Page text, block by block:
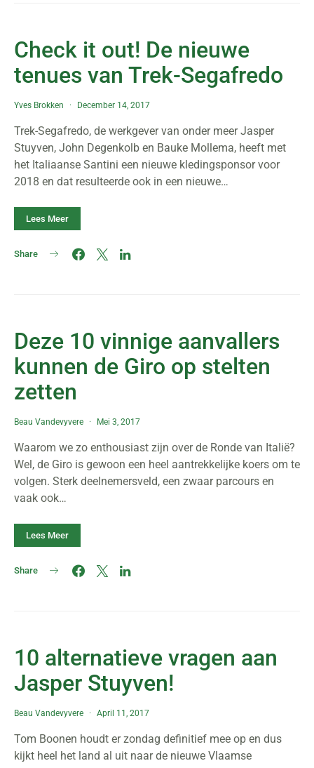
Check it out! De nieuwe
tenues van Trek-Segafredo
Yves Brokken December 14, 2017
Trek-Segafredo, de werkgever van onder meer Jasper
Stuyven, John Degenkolb en Bauke Mollema, heeft met
het Italiaanse Santini een nieuwe kledingsponsor voor
2018 en dat resulteerde ook in een nieuwe…
Lees Meer
Share
Deze 10 vinnige aanvallers
kunnen de Giro op stelten
zetten
Beau Vandevyvere Mei 3, 2017
Waarom we zo enthousiast zijn over de Ronde van Italië?
Wel, de Giro is gewoon een heel aantrekkelijke koers om te
volgen. Sterk deelnemersveld, een zwaar parcours en
vaak ook…
Lees Meer
Share
10 alternatieve vragen aan
Jasper Stuyven!
Beau Vandevyvere April 11, 2017
Tom Boonen houdt er zondag definitief mee op en dus
kijkt heel het land al uit naar de nieuwe Vlaamse